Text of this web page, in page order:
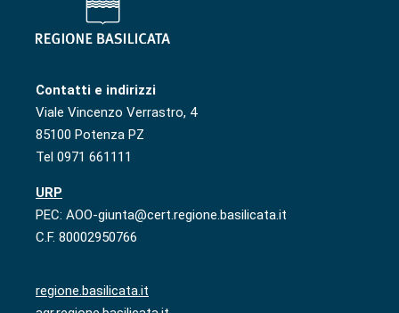
Contatti e indirizzi
Viale Vincenzo Verrastro, 4
85100 Potenza PZ
Tel 0971 661111
URP
PEC: AOO-giunta@cert.regione.basilicata.it
C.F. 80002950766
regione.basilicata.it